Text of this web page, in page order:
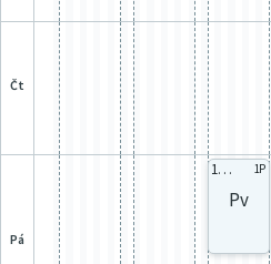
čt
pá
1P celá 1P
Pv